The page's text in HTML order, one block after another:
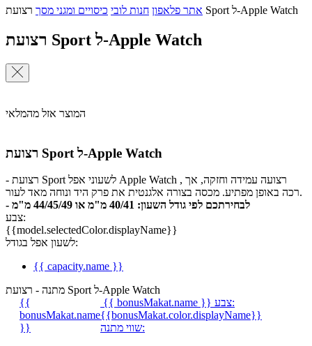
אתר פלאפון חנות לובי כיסויים ומגני מסך רצועת Sport ל-Apple Watch
רצועת Sport ל-Apple Watch
המוצר אזל מהמלאי
רצועת Sport ל-Apple Watch
- רצועת Sport לשעוני אפל Apple Watch , רצועה עמידה וחזקה, אך
רכה באופן מפתיע. מכסה בצורה אלגנטית את פרק היד ונוחה מאד לעור.
- לבחירתכם לפי גודל השעון: 40/41 מ"מ או 44/45/49 מ"מ
צבע:
{{model.selectedColor.displayName}}
לשעון אפל בגודל:
{{ capacity.name }}
מתנה - רצועת Sport ל-Apple Watch
{{
bonusMakat.name
}}
{{ bonusMakat.name }}
צבע:
{{bonusMakat.color.displayName}}
שווי מתנה: